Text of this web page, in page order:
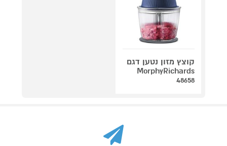
קוצץ מזון נטען דגם
MorphyRichards
48658